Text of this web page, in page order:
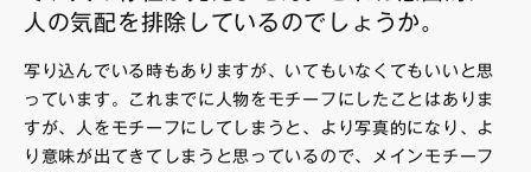
人の気配を排除しているのでしょうか。
写り込んでいる時もありますが、いてもいなくてもいいと思
っています。これまでに人物をモチーフにしたことはありま
すが、人をモチーフにしてしまうと、より写真的になり、よ
り意味が出てきてしまうと思っているので、メインモチーフ